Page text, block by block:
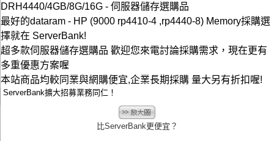
DRH4440/4GB/8G/16G - 伺服器儲存選購品
最好的dataram - HP (9000 rp4410-4 ,rp4440-8) Memory採購選
擇就在 ServerBank!
超多款伺服器儲存選購品 歡迎您來電討論採購需求，現在更有
多重優惠方案喔
本站商品均較同業與網購便宜,企業長期採購 量大另有折扣喔!
ServerBank擴大招募業務同仁！
比ServerBank更便宜？